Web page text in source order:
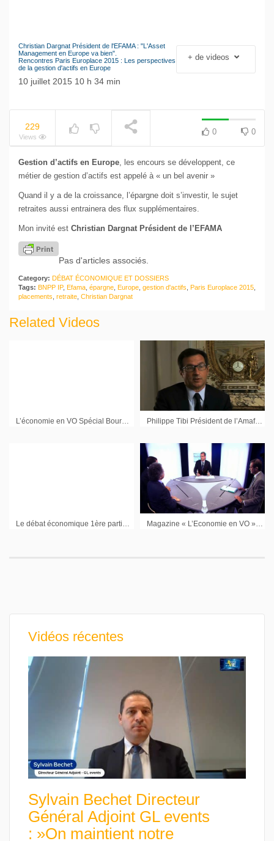
NOW PLAYING
Le séisme industriel
Volkswagen
Christian Dargnat Président de l'EFAMA : "L'Asset
Management en Europe va bien".
Rencontres Paris Europlace 2015 : Les perspectives
de la gestion d'actifs en Europe
10 juillet 2015 10 h 34 min
+ de videos
229
Views
0 0
Gestion d’actifs en Europe, les encours se développent, ce
métier de gestion d’actifs est appelé à « un bel avenir »
Quand il y a de la croissance, l’épargne doit s’investir, le sujet
retraites aussi entrainera des flux supplémentaires.
Mon invité est Christian Dargnat Président de l’EFAMA
Pas d'articles associés.
Category: DÉBAT ÉCONOMIQUE ET DOSSIERS
Tags: BNPP IP, Efama épargne Europe gestion d'actifs Paris Europlace 2015
placements retraite Christian Dargnat
Related Videos
L’économie en VO Spécial Bourse 2010 : débat économique (2ème partie) Philippe Tibi Président de l’Amafi (Association française des marchés financiers)
Vidéos récentes
Sylvain Bechet Directeur
Général Adjoint GL events
: »On maintient notre